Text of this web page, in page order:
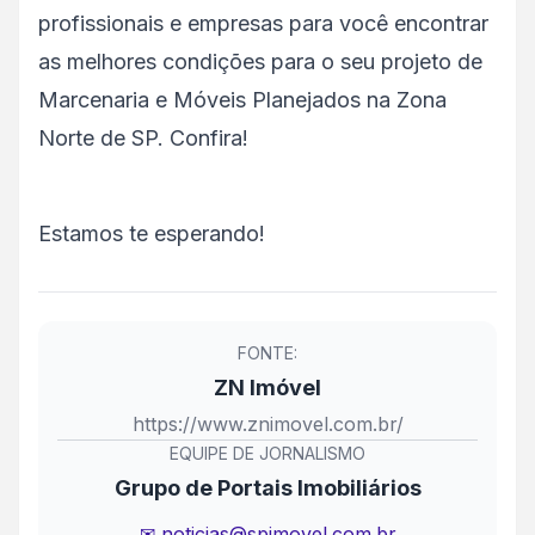
profissionais e empresas para você encontrar
as melhores condições para o seu projeto de
Marcenaria e Móveis Planejados na Zona
Norte de SP. Confira!
Estamos te esperando!
FONTE:
ZN Imóvel
https://www.znimovel.com.br/
EQUIPE DE JORNALISMO
Grupo de Portais Imobiliários